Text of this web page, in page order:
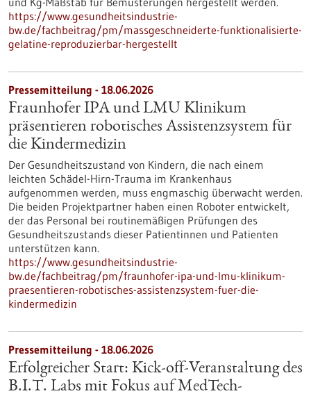
https://www.gesundheitsindustrie-
bw.de/fachbeitrag/pm/massgeschneiderte-funktionalisierte-
gelatine-reproduzierbar-hergestellt
Pressemitteilung - 18.06.2026
Fraunhofer IPA und LMU Klinikum
präsentieren robotisches Assistenzsystem für
die Kindermedizin
Der Gesundheitszustand von Kindern, die nach einem
leichten Schädel-Hirn-Trauma im Krankenhaus
aufgenommen werden, muss engmaschig überwacht werden.
Die beiden Projektpartner haben einen Roboter entwickelt,
der das Personal bei routinemäßigen Prüfungen des
Gesundheitszustands dieser Patientinnen und Patienten
unterstützen kann.
https://www.gesundheitsindustrie-
bw.de/fachbeitrag/pm/fraunhofer-ipa-und-lmu-klinikum-
praesentieren-robotisches-assistenzsystem-fuer-die-
kindermedizin
Pressemitteilung - 18.06.2026
Erfolgreicher Start: Kick-off-Veranstaltung des
B.I.T. Labs mit Fokus auf MedTech-